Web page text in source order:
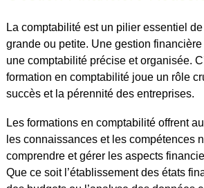
La comptabilité est un pilier essentiel
grande ou petite. Une gestion
une comptabilité précise et organisée.
formation en comptabilité joue un rôle
succès et la pérennité des entreprises.
Les formations en comptabilité offrent
les connaissances et les compétences
comprendre et gérer les aspects
Que ce soit l’établissement des états